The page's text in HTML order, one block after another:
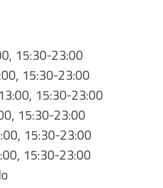
15:30-23:00
15:30-23:00
15:30-23:00
15:30-23:00
15:30-23:00
15:30-23:00